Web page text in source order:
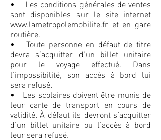
• Les conditions générales de ventes
sont disponibles sur le site internet
www.lametropolemobilite.fr et en gare
routière.
• Toute personne en défaut de titre
devra s’acquitter d’un billet unitaire
pour le voyage effectué. Dans
l’impossibilité, son accès à bord lui
sera refusé.
• Les scolaires doivent être munis de
leur carte de transport en cours de
validité. À défaut ils devront s’acquitter
d’un billet unitaire ou l’accès à bord
leur sera refusé.